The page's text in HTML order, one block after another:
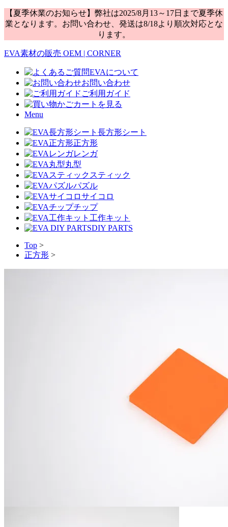
【夏季休業のお知らせ】弊社は2025/8月13～17日まで夏季休
業となります。お問い合わせ、発送は8/18より順次対応とな
ります。
EVA素材の販売 OEM | CORNER
EVAについて
お問い合わせ
ご利用ガイド
カートを見る
Menu
長方形シート
正方形
レンガ
丸型
スティック
パズル
サイコロ
チップ
工作キット
DIY PARTS
Top >
正方形 >